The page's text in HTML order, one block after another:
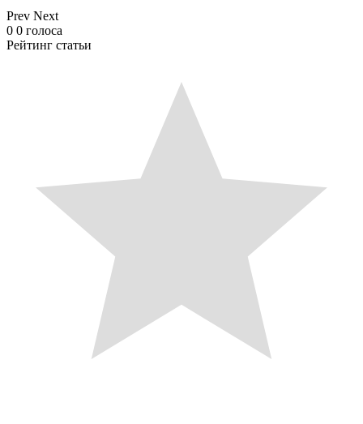
Prev Next
0 0 голоса
Рейтинг статьи